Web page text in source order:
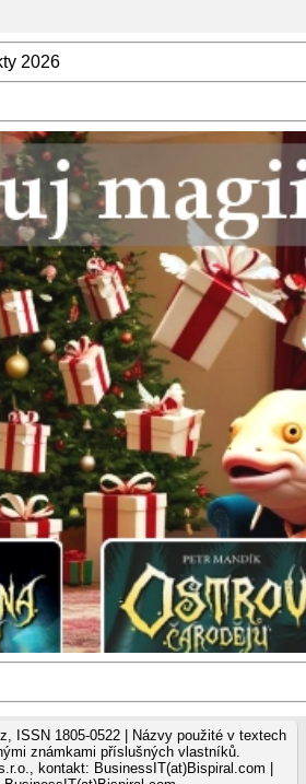
2026
ISSN 1805-0522 | Názvy použité v textech
známkami příslušných vlastníků.
kontakt: BusinessIT(at)Bispiral.com |